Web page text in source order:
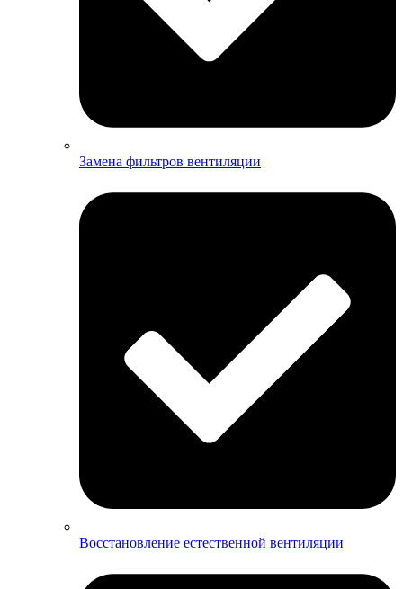
Замена фильтров вентиляции
Восстановление естественной вентиляции